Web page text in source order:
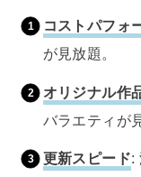
コストパフォ
が見放題。
オリジナル作
バラエティが
更新スピード: